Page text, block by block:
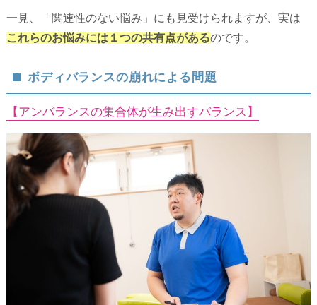
一見、「関連性のない悩み」にも見受けられますが、実は
これらのお悩みには１つの共有点があるのです。
ボディバランスの崩れによる問題
【アンバランスの集合体が生み出すバランス】